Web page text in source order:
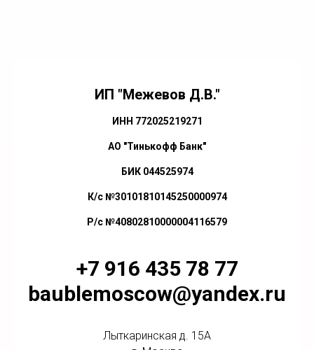
ИП "Межевов Д.В."
ИНН 772025219271
АО "Тинькофф Банк"
БИК 044525974
К/с №30101810145250000974
Р/с №40802810000004116579
+7 916 435 78 77
baublemoscow@yandex.ru
Лыткаринская д. 15А